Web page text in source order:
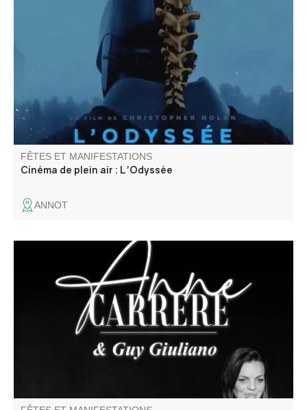
Le Cinéma de Pays et la Mairie d'Annot vous proposent
une projection en plein air : L'Odyssée
FÊTES ET MANIFESTATIONS
Cinéma de plein air : L'Odyssée
ANNOT
Récital de chanson française par un duo en osmose :
l’accordéon de Guy Giuliano est la voix de la musique,
ponctuée par la voix d’Anne Carrere qui pose sa mélodie.